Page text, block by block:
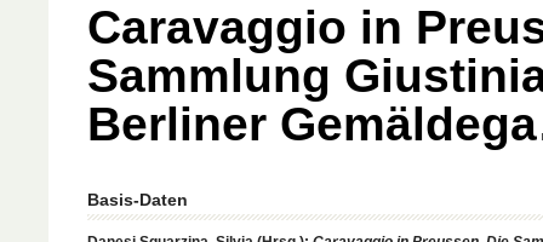
Caravaggio in
Sammlung
Berliner
Basis-Daten